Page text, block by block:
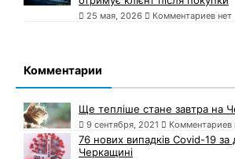
25 мая, 2026 Комментариев нет
Комментарии
Ще тепліше стане завтра на
9 сентября, 2021 Комментариев
76 нових випадків Covid-19 за
Черкащині